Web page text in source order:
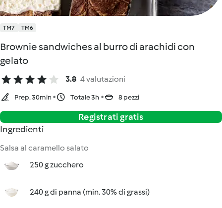
TM7 TM6
Brownie sandwiches al burro di arachidi con
gelato
3.8 4 valutazioni
Prep. 30min Totale 3h 8 pezzi
Registrati gratis
Ingredienti
Salsa al caramello salato
250 g zucchero
240 g di panna (min. 30% di grassi)